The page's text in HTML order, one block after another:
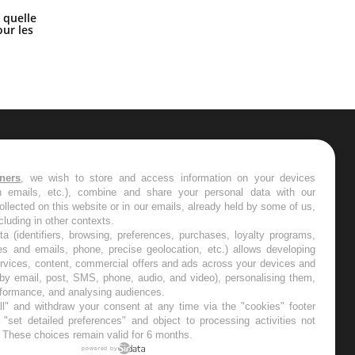
quelle
les
les semaines les meilleures
, we wish to store and access information on your devices
emails, etc.), combine and share your personal data with our
on this website or in our emails, already held by some of us,
in other contexts.
(identifiers, browsing, preferences, purchases, loyalty programs,
and emails, phone, precise geolocation, etc.) allows developing
content, commercial offers and ads across your devices and
email, post, SMS, phone, audio, and video), personalising them,
and analysing audiences.
and withdraw your consent at any time via the "cookies" footer
detailed preferences" and object to processing activities not
choices remain valid for 6 months.
powered by